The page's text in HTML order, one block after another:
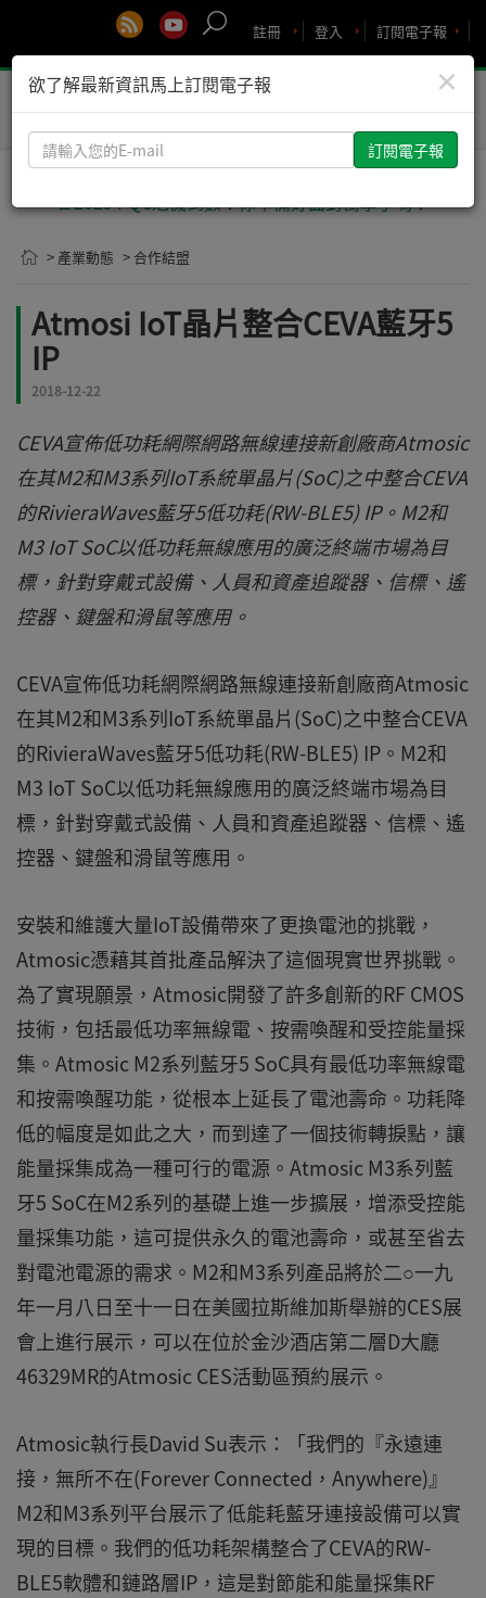
訂閱電子報
登入
註冊
Toggle
🚨2029 PQC危機倒數！你準備好面對衝擊了嗎？
> 產業動態 > 合作結盟
Atmosi IoT晶片整合CEVA藍牙5
IP
2018-12-22
CEVA宣佈低功耗網際網路無線連接新創廠商Atmosic
在其M2和M3系列IoT系統單晶片(SoC)之中整合CEVA
的RivieraWaves藍牙5低功耗(RW-BLE5) IP。M2和
M3 IoT SoC以低功耗無線應用的廣泛終端市場為目
標，針對穿戴式設備、人員和資產追蹤器、信標、遙
控器、鍵盤和滑鼠等應用。
CEVA宣佈低功耗網際網路無線連接新創廠商Atmosic
在其M2和M3系列IoT系統單晶片(SoC)之中整合CEVA
的RivieraWaves藍牙5低功耗(RW-BLE5) IP。M2和
M3 IoT SoC以低功耗無線應用的廣泛終端市場為目
標，針對穿戴式設備、人員和資產追蹤器、信標、遙
控器、鍵盤和滑鼠等應用。
安裝和維護大量IoT設備帶來了更換電池的挑戰，
Atmosic憑藉其首批產品解決了這個現實世界挑戰。
為了實現願景，Atmosic開發了許多創新的RF CMOS
技術，包括最低功率無線電、按需喚醒和受控能量採
集。Atmosic M2系列藍牙5 SoC具有最低功率無線電
和按需喚醒功能，從根本上延長了電池壽命。功耗降
低的幅度是如此之大，而到達了一個技術轉捩點，讓
能量採集成為一種可行的電源。Atmosic M3系列藍
牙5 SoC在M2系列的基礎上進一步擴展，增添受控能
量採集功能，這可提供永久的電池壽命，或甚至省去
對電池電源的需求。M2和M3系列產品將於二○一九
年一月八日至十一日在美國拉斯維加斯舉辦的CES展
會上進行展示，可以在位於金沙酒店第二層D大廳
46329MR的Atmosic CES活動區預約展示。
Atmosic執行長David Su表示：「我們的『永遠連
接，無所不在(Forever Connected，Anywhere)』
M2和M3系列平台展示了低能耗藍牙連接設備可以實
現的目標。我們的低功耗架構整合了CEVA的RW-
BLE5軟體和鏈路層IP，這是對節能和能量採集RF
×
欲了解最新資訊馬上訂閱電子報
請
輸
您
的
E-